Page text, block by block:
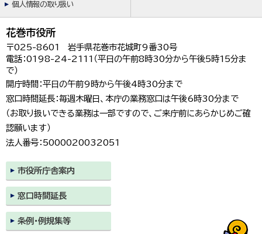
個人情報の取り扱い
花巻市役所
〒025-8601 岩手県花巻市花城町9番30号
電話：0198-24-2111（平日の午前8時30分から午後5時15分ま
で）
開庁時間：平日の午前9時から午後4時30分まで
窓口時間延長：毎週木曜日、本庁の業務窓口は午後6時30分まで
（お取り扱いできる業務は一部ですので、ご来庁前にあらかじめご確
認願います）
法人番号：5000020032051
市役所庁舎案内
窓口時間延長
条例・例規集等